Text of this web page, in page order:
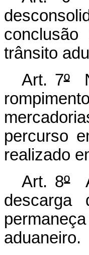
trânsito
Art. 7º
percurso
realizado
Art. 8º
descarga
aduaneiro.